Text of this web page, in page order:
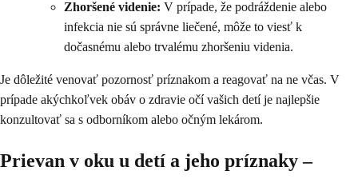
Zhoršené videnie: V prípade, že podráždenie alebo
infekcia nie sú správne liečené, môže to viesť k
dočasnému alebo trvalému zhoršeniu videnia.
Je dôležité venovať pozornosť príznakom a reagovať na ne včas. V
prípade akýchkoľvek obáv o zdravie očí vašich detí je najlepšie
konzultovať sa s odborníkom alebo očným lekárom.
Prievan v oku u detí a jeho príznaky –